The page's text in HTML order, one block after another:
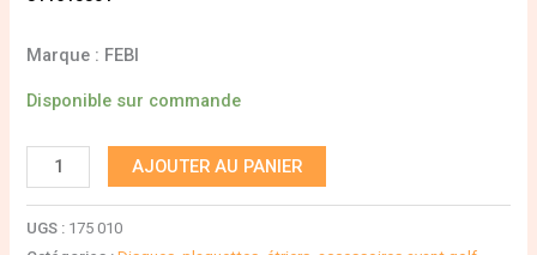
Marque : FEBI
Disponible sur commande
AJOUTER AU PANIER
UGS : 175 010